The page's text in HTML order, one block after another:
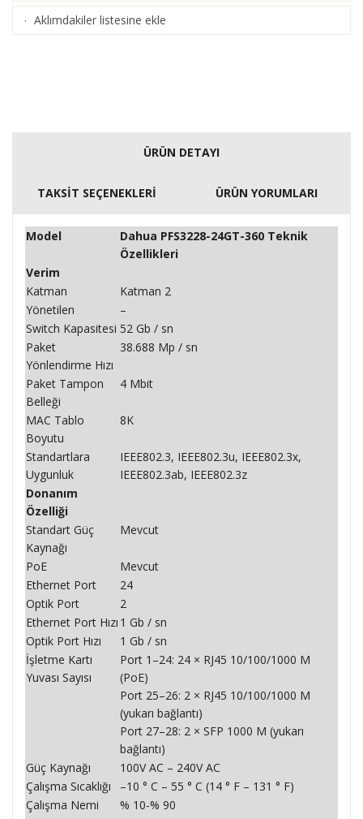
· Aklımdakiler listesine ekle
ÜRÜN DETAYI
TAKSİT SEÇENEKLERİ ÜRÜN YORUMLARI
Model
Dahua PFS3228-24GT-360 Teknik
Özellikleri
Verim
Katman
Katman 2
Yönetilen
–
Switch Kapasitesi 52 Gb / sn
Paket
Yönlendirme Hızı
38.688 Mp / sn
Paket Tampon
Belleği
4 Mbit
MAC Tablo
Boyutu
8K
Standartlara
Uygunluk
IEEE802.3, IEEE802.3u, IEEE802.3x,
IEEE802.3ab, IEEE802.3z
Donanım
Özelliği
Standart Güç
Kaynağı
Mevcut
PoE
Mevcut
Ethernet Port
24
Optik Port
2
Ethernet Port Hızı 1 Gb / sn
Optik Port Hızı
1 Gb / sn
İşletme Kartı
Yuvası Sayısı
Port 1–24: 24 × RJ45 10/100/1000 M
(PoE)
Port 25–26: 2 × RJ45 10/100/1000 M
(yukarı bağlantı)
Port 27–28: 2 × SFP 1000 M (yukarı
bağlantı)
Güç Kaynağı
100V AC – 240V AC
Çalışma Sıcaklığı
–10 ° C – 55 ° C (14 ° F – 131 ° F)
Çalışma Nemi
% 10-% 90